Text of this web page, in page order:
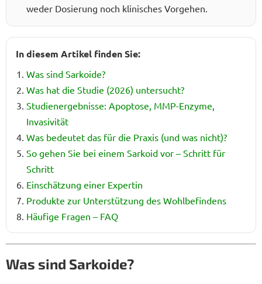
weder Dosierung noch klinisches Vorgehen.
In diesem Artikel finden Sie:
Was sind Sarkoide?
Was hat die Studie (2026) untersucht?
Studienergebnisse: Apoptose, MMP-Enzyme,
Invasivität
Was bedeutet das für die Praxis (und was nicht)?
So gehen Sie bei einem Sarkoid vor – Schritt für
Schritt
Einschätzung einer Expertin
Produkte zur Unterstützung des Wohlbefindens
Häufige Fragen – FAQ
Was sind Sarkoide?